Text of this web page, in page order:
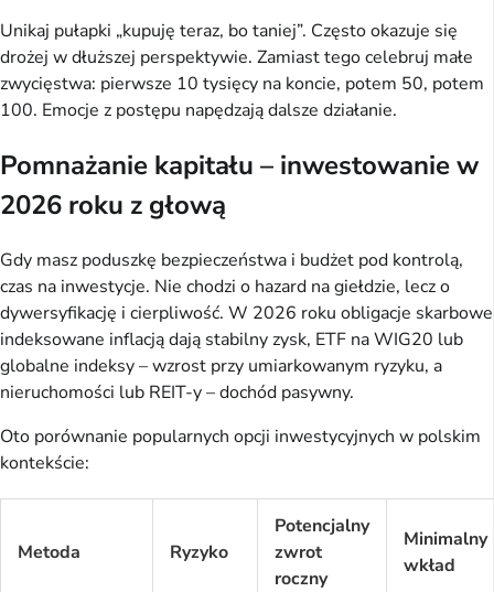
Unikaj pułapki „kupuję teraz, bo taniej”. Często okazuje się
drożej w dłuższej perspektywie. Zamiast tego celebruj małe
zwycięstwa: pierwsze 10 tysięcy na koncie, potem 50, potem
100. Emocje z postępu napędzają dalsze działanie.
Pomnażanie kapitału – inwestowanie w
2026 roku z głową
Gdy masz poduszkę bezpieczeństwa i budżet pod kontrolą,
czas na inwestycje. Nie chodzi o hazard na giełdzie, lecz o
dywersyfikację i cierpliwość. W 2026 roku obligacje skarbowe
indeksowane inflacją dają stabilny zysk, ETF na WIG20 lub
globalne indeksy – wzrost przy umiarkowanym ryzyku, a
nieruchomości lub REIT-y – dochód pasywny.
Oto porównanie popularnych opcji inwestycyjnych w polskim
kontekście:
Metoda Ryzyko
Potencjalny
zwrot
roczny
Minimalny
wkład